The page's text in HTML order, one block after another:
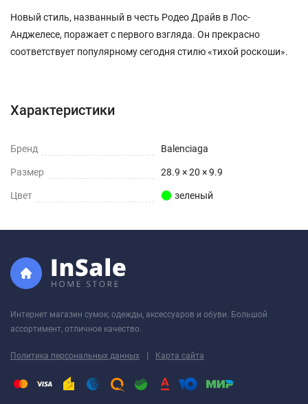
Новый стиль, названный в честь Родео Драйв в Лос-
Анджелесе, поражает с первого взгляда. Он прекрасно
соответствует популярному сегодня стилю «тихой роскоши».
Характеристики
Бренд Balenciaga
Размер 28.9 × 20 × 9.9
Цвет зеленый
Интернет магазин сумок, одежды, аксессуаров и обуви. Большой
ассортимент, отличное качество.
Политика персональных данных | Карта сайта